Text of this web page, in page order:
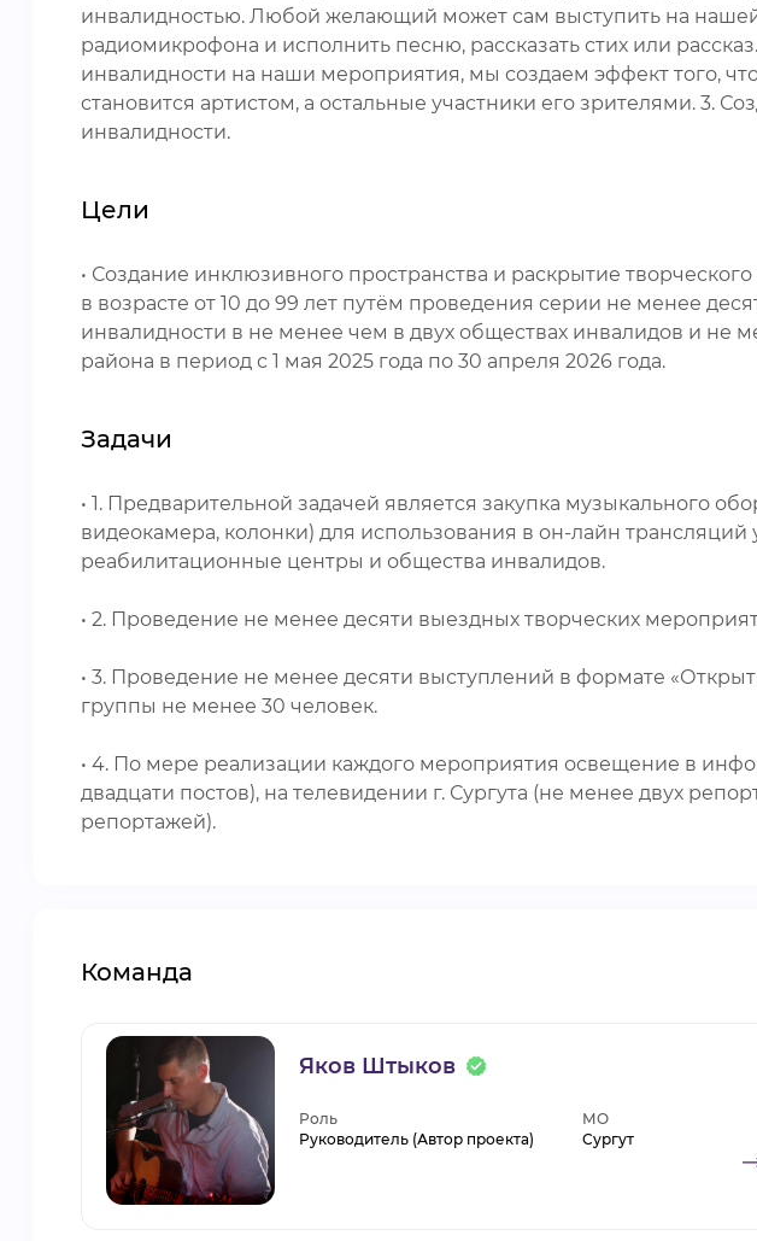
инвалидностью. Любой желающий может сам выступить на
радиомикрофона и исполнить песню, рассказать стих или
инвалидности на наши мероприятия, мы создаем эффект того,
становится артистом, а остальные участники его зрителями.
инвалидности.
Цели
• Создание инклюзивного пространства и раскрытие
в возрасте от 10 до 99 лет путём проведения серии не менее
инвалидности в не менее чем в двух обществах инвалидов и не
района в период с 1 мая 2025 года по 30 апреля 2026 года.
Задачи
• 1. Предварительной задачей является закупка музыкального
видеокамера, колонки) для использования в он-лайн
реабилитационные центры и общества инвалидов.
• 2. Проведение не менее десяти выездных творческих
• 3. Проведение не менее десяти выступлений в формате
группы не менее 30 человек.
• 4. По мере реализации каждого мероприятия освещение в
двадцати постов), на телевидении г. Сургута (не менее двух
репортажей).
Команда
Яков Штыков
Роль
Руководитель (Автор проекта)
МО
Сургут